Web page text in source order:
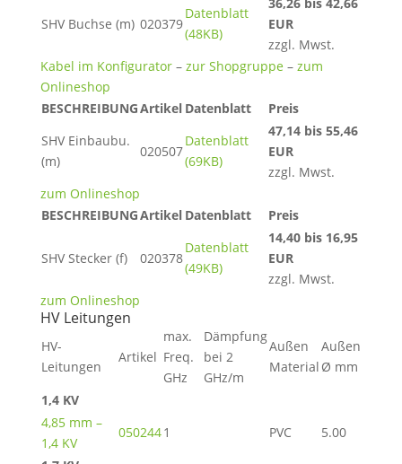
SHV Buchse (m) 020379
Datenblatt
(48KB)
EUR
zzgl. Mwst.
Kabel im Konfigurator– zur Shopgruppe– zum
Onlineshop
BESCHREIBUNGArtikel Datenblatt
Preis
SHV Einbaubu.
(m)
020507
Datenblatt
(69KB)
47,14 bis 55,46
EUR
zzgl. Mwst.
zum Onlineshop
BESCHREIBUNGArtikel Datenblatt Preis
SHV Stecker (f) 020378
Datenblatt
(49KB)
14,40 bis 16,95
EUR
zzgl. Mwst.
zum Onlineshop
HV Leitungen
HV-
Leitungen
Artikel
max.
Freq.
GHz
Dämpfung
bei 2
GHz/m
Außen
Material
Außen
Ø mm
1,4 KV
4,85 mm –
1,4 KV
0502441 PVC
5.00